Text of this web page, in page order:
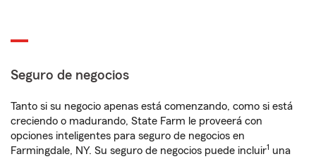
Seguro de negocios
Tanto si su negocio apenas está comenzando, como si está
creciendo o madurando, State Farm le proveerá con
opciones inteligentes para seguro de negocios en
Farmingdale, NY. Su seguro de negocios puede incluir1 una